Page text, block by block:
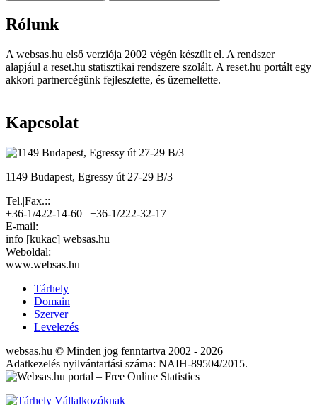
Rólunk
A websas.hu első verziója 2002 végén készült el. A rendszer
alapjául a reset.hu statisztikai rendszere szolált. A reset.hu portált egy
akkori partnercégünk fejlesztette, és üzemeltette.
Kapcsolat
1149 Budapest, Egressy út 27-29 B/3
Tel.|Fax.::
+36-1/422-14-60 | +36-1/222-32-17
E-mail:
info [kukac] websas.hu
Weboldal:
www.websas.hu
Tárhely
Domain
Szerver
Levelezés
websas.hu © Minden jog fenntartva 2002 - 2026
Adatkezelés nyilvántartási száma: NAIH-89504/2015.